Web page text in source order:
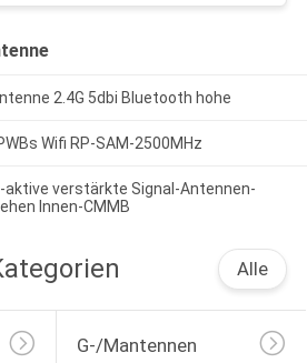
2.4G 5dbi Bluetooth hohe
Wifi RP-SAM-2500MHz
verstärkte Signal-Antennen-
Innen-CMMB
Alle
G-/Mantennen